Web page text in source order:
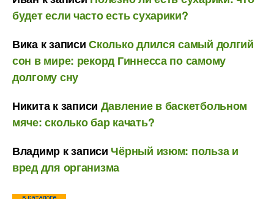
будет если часто есть сухарики?
Викак записиСколько длился самый долгий
сон в мире: рекорд Гиннесса по самому
долгому сну
Никитак записи Давление в баскетбольном
мяче: сколько бар качать?
Владимр к записи Чёрный изюм: польза и
вред для организма